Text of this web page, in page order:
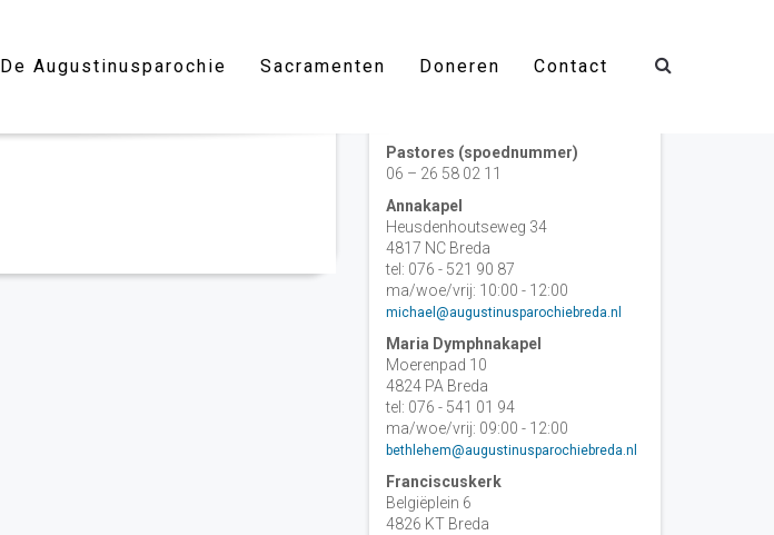
De Augustinusparochie Sacramenten Doneren Contact
Pastores (spoednummer)
06 – 26 58 02 11
Annakapel
Heusdenhoutseweg 34
4817 NC Breda
tel: 076 - 521 90 87
ma/woe/vrij: 10:00 - 12:00
michael@augustinusparochiebreda.nl
Maria Dymphnakapel
Moerenpad 10
4824 PA Breda
tel: 076 - 541 01 94
ma/woe/vrij: 09:00 - 12:00
bethlehem@augustinusparochiebreda.nl
Franciscuskerk
Belgiëplein 6
4826 KT Breda